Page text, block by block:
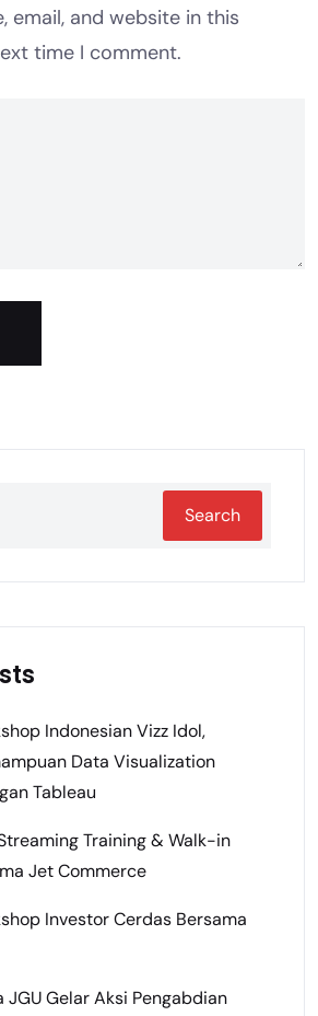
email, and website in this
time I comment.
Search
Indonesian Vizz Idol,
Data Visualization
Tableau
Training & Walk-in
Jet Commerce
Investor Cerdas Bersama
JGU Gelar Aksi Pengabdian